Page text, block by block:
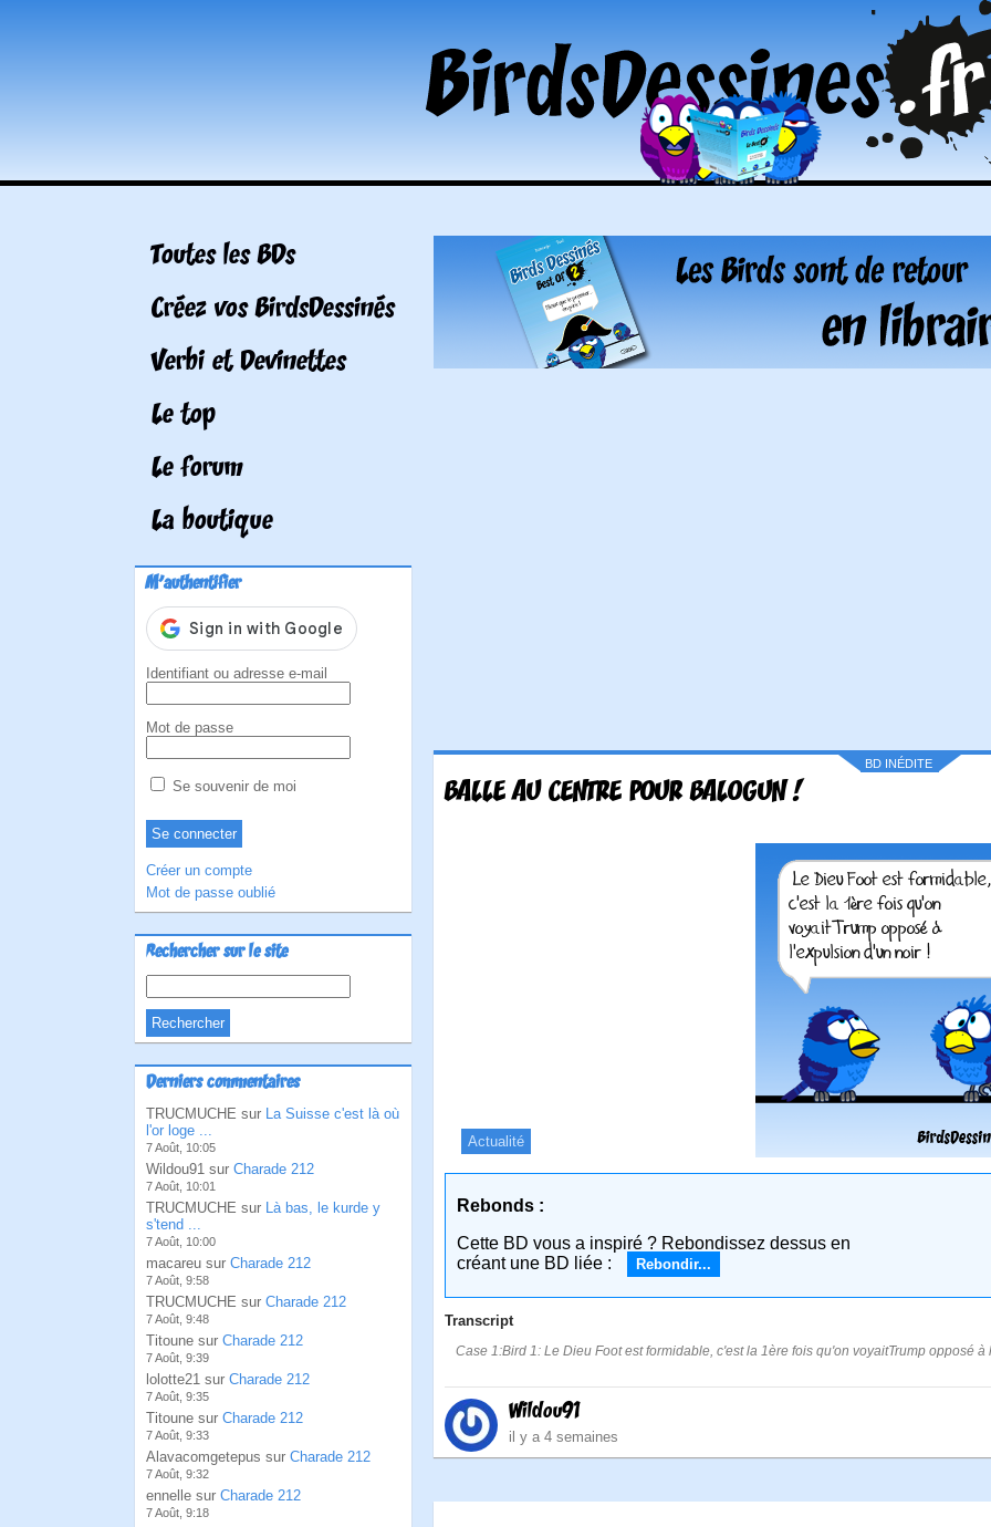
Toutes les BDs
Créez vos BirdsDessinés
Verbi et Devinettes
Le top
Le forum
La boutique
M'authentifier
Identifiant ou adresse e-mail
Mot de passe
Se souvenir de moi
Créer un compte
Mot de passe oublié
Rechercher sur le site
Derniers commentaires
TRUCMUCHE sur La Suisse c'est là où
l'or loge ...
7 Août, 10:05
Wildou91 sur Charade 212
7 Août, 10:01
TRUCMUCHE sur Là bas, le kurde y
s'tend ...
7 Août, 10:00
macareu sur Charade 212
7 Août, 9:58
TRUCMUCHE sur Charade 212
7 Août, 9:48
Titoune sur Charade 212
7 Août, 9:39
lolotte21 sur Charade 212
7 Août, 9:35
Titoune sur Charade 212
7 Août, 9:33
Alavacomgetepus sur Charade 212
7 Août, 9:32
ennelle sur Charade 212
7 Août, 9:18
BD INÉDITE
BALLE AU CENTRE POUR BALOGUN !
Actualité
Rebonds :
Cette BD vous a inspiré ? Rebondissez dessus en
créant une BD liée :
Rebondir...
Transcript
Case 1:Bird 1: Le Dieu Foot est formidable, c'est la 1ère fois qu'on voyaitTrump opposé
Wildou91
il y a 4 semaines